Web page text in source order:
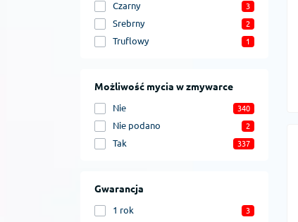
Czarny 3
Srebrny 2
Truflowy 1
Możliwość mycia w zmywarce
Nie 340
Nie podano 2
Tak 337
Gwarancja
1 rok 3